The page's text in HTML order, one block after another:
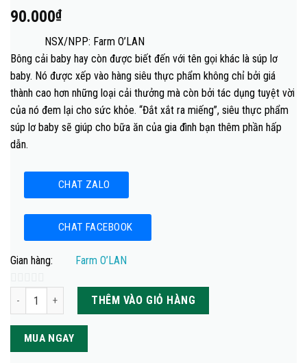
90.000₫
NSX/NPP: Farm O’LAN
Bông cải baby hay còn được biết đến với tên gọi khác là súp lơ
baby. Nó được xếp vào hàng siêu thực phẩm không chỉ bởi giá
thành cao hơn những loại cải thưởng mà còn bởi tác dụng tuyệt vời
của nó đem lại cho sức khỏe. “Đắt xắt ra miếng”, siêu thực phẩm
súp lơ baby sẽ giúp cho bữa ăn của gia đình bạn thêm phần hấp
dẫn.
CHAT ZALO
CHAT FACEBOOK
Gian hàng: Farm O’LAN
out
of
Súp lơ baby Đà Lạt 1kg số lượngTHÊM VÀO GIỎ HÀNG
MUA NGAY